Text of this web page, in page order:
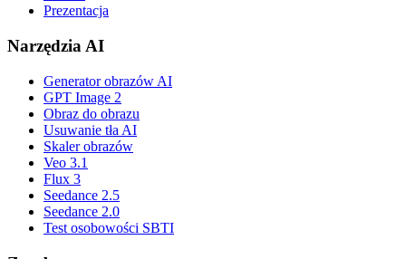
Prezentacja
Narzędzia AI
Generator obrazów AI
GPT Image 2
Obraz do obrazu
Usuwanie tła AI
Skaler obrazów
Veo 3.1
Flux 3
Seedance 2.5
Seedance 2.0
Test osobowości SBTI